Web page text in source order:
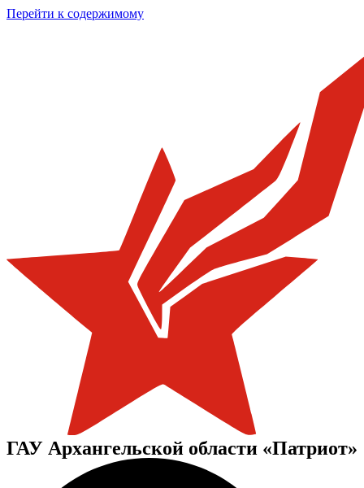
Перейти к содержимому
ГАУ Архангельской области «Патриот»